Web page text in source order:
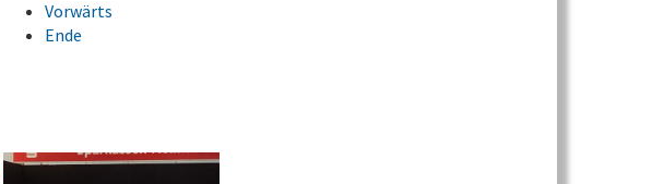
Vorwärts
Ende